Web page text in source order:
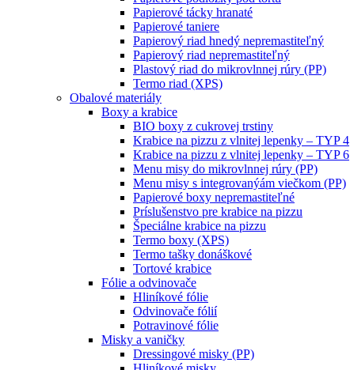
Papierové tácky hranaté
Papierové taniere
Papierový riad hnedý nepremastiteľný
Papierový riad nepremastiteľný
Plastový riad do mikrovlnnej rúry (PP)
Termo riad (XPS)
Obalové materiály
Boxy a krabice
BIO boxy z cukrovej trstiny
Krabice na pizzu z vlnitej lepenky – TYP 4
Krabice na pizzu z vlnitej lepenky – TYP 6
Menu misy do mikrovlnnej rúry (PP)
Menu misy s integrovanýám viečkom (PP)
Papierové boxy nepremastiteľné
Príslušenstvo pre krabice na pizzu
Špeciálne krabice na pizzu
Termo boxy (XPS)
Termo tašky donáškové
Tortové krabice
Fólie a odvinovače
Hliníkové fólie
Odvinovače fólií
Potravinové fólie
Misky a vaničky
Dressingové misky (PP)